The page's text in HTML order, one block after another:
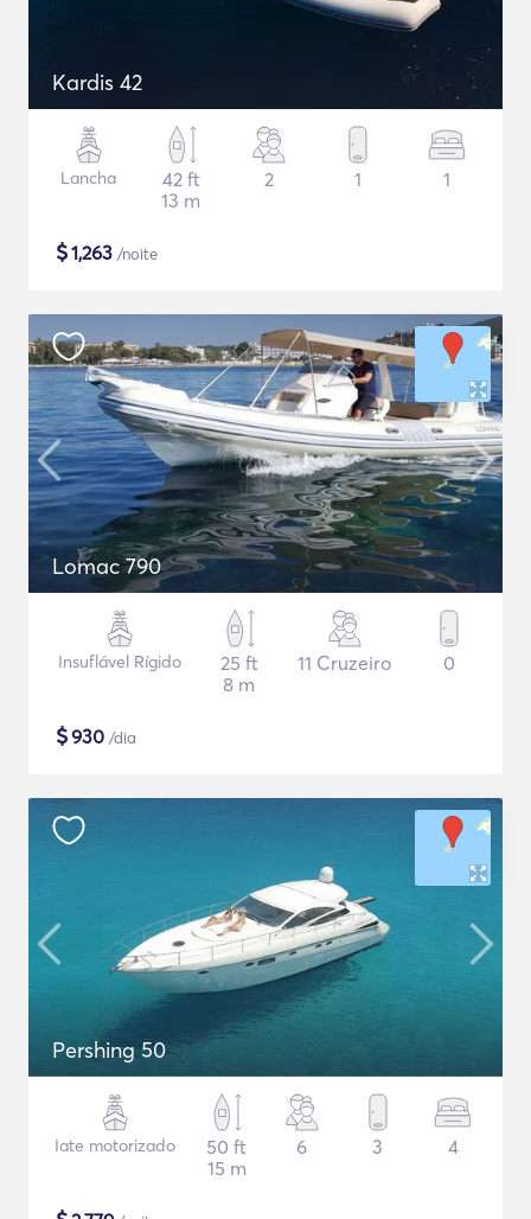
Kardis 42
Lancha
42 ft
13 m
2 1 1
$1,263 /noite
Lomac 790
Insuflável Rígido
25 ft
8 m
11 Cruzeiro 0
$930 /dia
Pershing 50
Iate motorizado
50 ft
15 m
6 3 4